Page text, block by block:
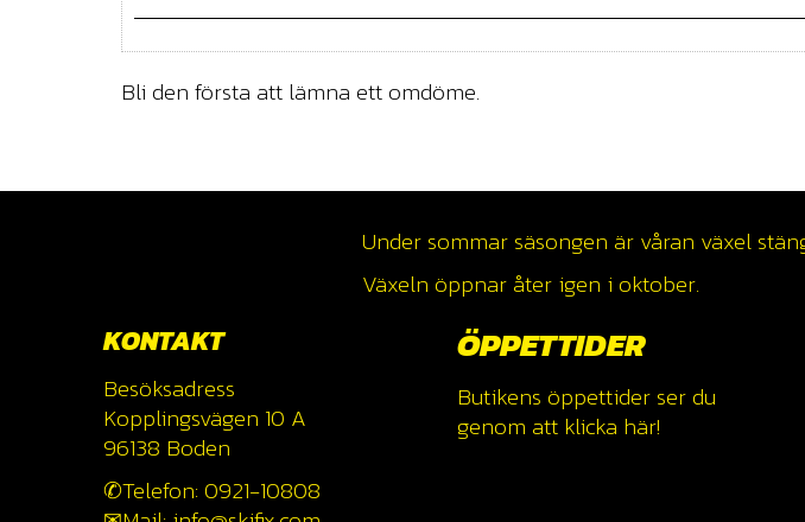
Bli den första att lämna ett omdöme.
Under sommar säsongen är våran växel
Växeln öppnar åter igen i oktober.
KONTAKT
Besöksadress
Kopplingsvägen 10 A
96138 Boden
✆Telefon: 0921-10808
ÖPPETTIDER
Butikens öppettider ser du
genom att klicka här!